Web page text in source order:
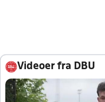
Videoer fra DBU